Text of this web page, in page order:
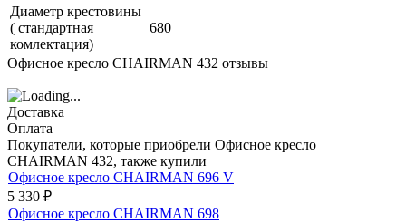
Диаметр крестовины
( стандартная
комлектация)
680
Офисное кресло CHAIRMAN 432 отзывы
Доставка
Оплата
Покупатели, которые приобрели Офисное кресло
CHAIRMAN 432, также купили
Офисное кресло CHAIRMAN 696 V
5 330 ₽
Офисное кресло CHAIRMAN 698